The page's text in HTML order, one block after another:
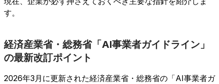
す。
経済産業省・総務省「AI事業者ガイドライン」
の最新改訂ポイント
2026年3月に更新された経済産業省・総務省の「AI事業者ガ